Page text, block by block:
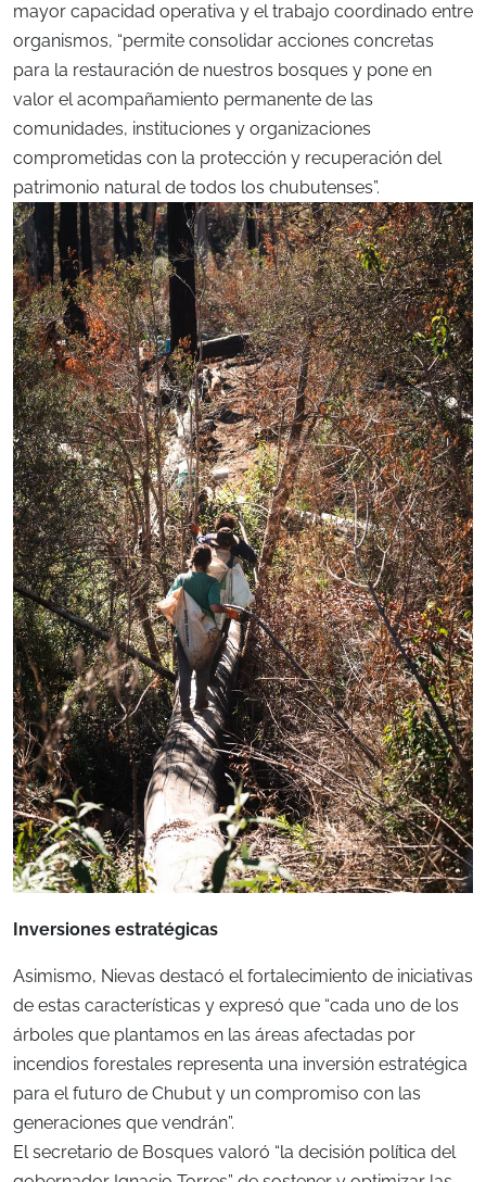
mayor capacidad operativa y el trabajo coordinado entre
organismos, “permite consolidar acciones concretas
para la restauración de nuestros bosques y pone en
valor el acompañamiento permanente de las
comunidades, instituciones y organizaciones
comprometidas con la protección y recuperación del
patrimonio natural de todos los chubutenses”.
Inversiones estratégicas
Asimismo, Nievas destacó el fortalecimiento de iniciativas
de estas características y expresó que “cada uno de los
árboles que plantamos en las áreas afectadas por
incendios forestales representa una inversión estratégica
para el futuro de Chubut y un compromiso con las
generaciones que vendrán”.
El secretario de Bosques valoró “la decisión política del